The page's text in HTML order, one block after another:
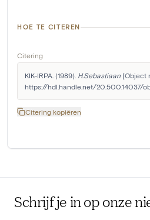
HOE TE CITEREN
Citering
KIK-IRPA. (1989). H.Sebastiaan [Object
https://hdl.handle.net/20.500.14037/
Citering kopiëren
Schrijf je in op onze